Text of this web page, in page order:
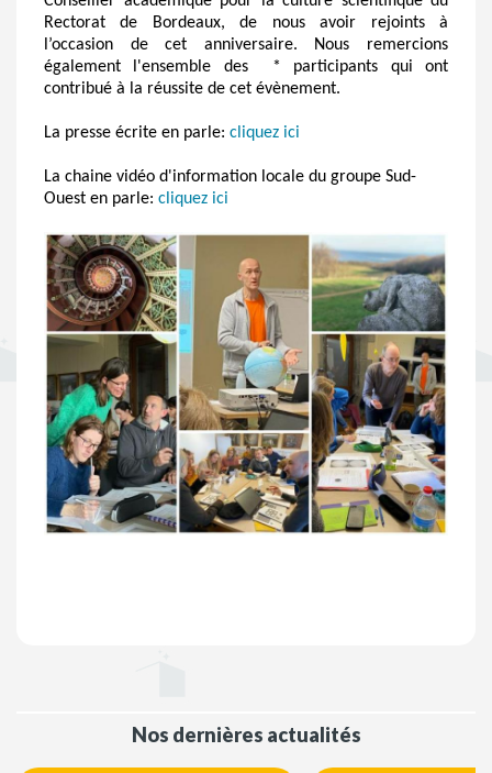
Rectorat de Bordeaux, de nous avoir rejoints à
l’occasion de cet anniversaire. Nous remercions
également l'ensemble des * participants qui ont
contribué à la réussite de cet évènement.
La presse écrite en parle: cliquez ici
La chaine vidéo d'information locale du groupe Sud-
Ouest en parle: cliquez ici
Nos dernières actualités